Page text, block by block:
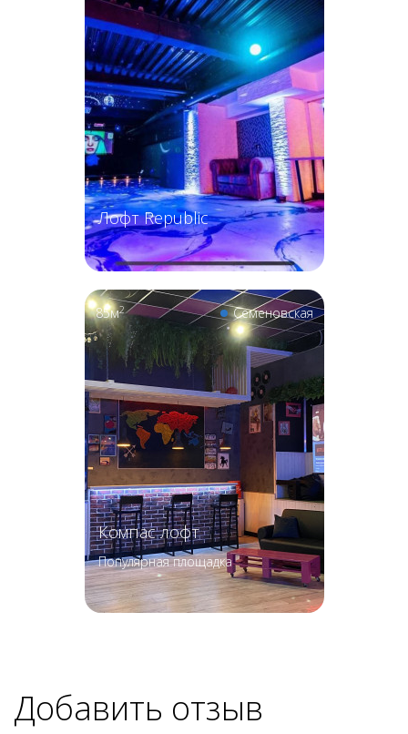
Лофт Republic
85м2 Семеновская
Компас лофт
Популярная площадка
Добавить отзыв